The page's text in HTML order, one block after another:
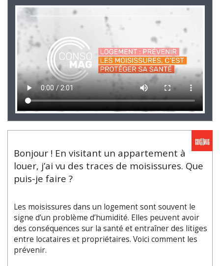
Bonjour ! En visitant un appartement à
louer, j’ai vu des traces de moisissures. Que
puis-je faire ?
Les moisissures dans un logement sont souvent le
signe d’un problème d’humidité. Elles peuvent avoir
des conséquences sur la santé et entraîner des litiges
entre locataires et propriétaires. Voici comment les
prévenir.